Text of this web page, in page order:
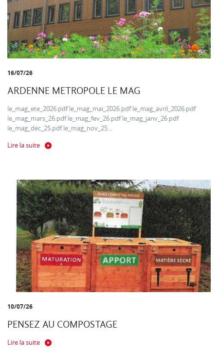
16/07/26
ARDENNE METROPOLE LE MAG
le_mag_ete_2026.pdf le_mag_mai_2026.pdf le_mag_avril_2026.pdf
le_mag_mars_26.pdf le_mag_fev_26.pdf le_mag_janv_26.pdf
le_mag_dec_25.pdf le_mag_nov_25...
Lire la suite
10/07/26
PENSEZ AU COMPOSTAGE
Lire la suite